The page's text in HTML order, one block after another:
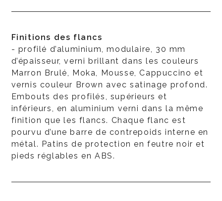
Finitions des flancs
- profilé d’aluminium, modulaire, 30 mm
d’épaisseur, verni brillant dans les couleurs
Marron Brulé, Moka, Mousse, Cappuccino et
vernis couleur Brown avec satinage profond.
Embouts des profilés, supérieurs et
inférieurs, en aluminium verni dans la même
finition que les flancs. Chaque flanc est
pourvu d’une barre de contrepoids interne en
métal. Patins de protection en feutre noir et
pieds réglables en ABS.